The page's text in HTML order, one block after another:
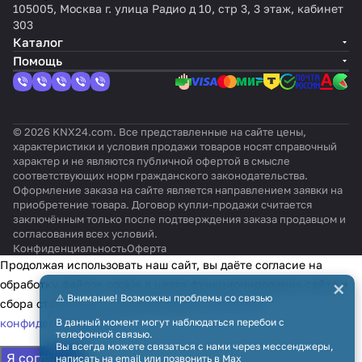
Sky
Air /
VRV
ения
ейс ии
PACi
)
SAM00a Air-
ea Air- LG
cs
рческ
VRF)
ционе
Daikin
Daichi
(Dome
stic)
105005, Москва г. улица Радио д 10, стр 3, 3 этаж, кабинет
303
Каталог
Помощь
© 2026 KNX24.com. Все представленные на сайте цены,
характеристики и условия продажи товаров носят справочный
характер и не являются публичной офертой в смысле
соответствующих норм гражданского законодательства.
Оформление заказа на сайте является направлением заявки на
приобретение товара. Договор купли-продажи считается
заключённым только после подтверждения заказа продавцом и
согласования всех условий.
КонфиденциальностьОферта
⚠️ Внимание! Возможны проблемы со связью
В данный момент могут наблюдаться перебои с
телефонной связью.
Вы всегда можете связаться с нами через мессенджеры,
написать на email или позвонить в Max
×
Продолжая использовать наш сайт, вы даёте согласие на
обработку файлов cookie в целях функционирования сайта и
сбора статистики в соответствии сполитикой
конфиденциальности
Я согласен